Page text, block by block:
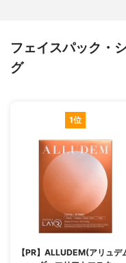
フェイスパック・
グ
1位
【PR】ALLUDEM(アリュデ